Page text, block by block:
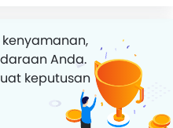
Anda.
keputusan